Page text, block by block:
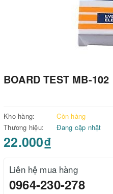
BOARD TEST MB-102
Kho hàng:
Còn hàng
Thương hiệu:
Đang cập nhật
22.000₫
Liên hệ mua hàng
0964-230-278